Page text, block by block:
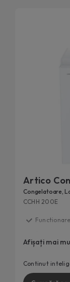
Artico
Congelatoare,
CCHH 200E
Continut
200 L
Cos de
Afișați mai
Continut